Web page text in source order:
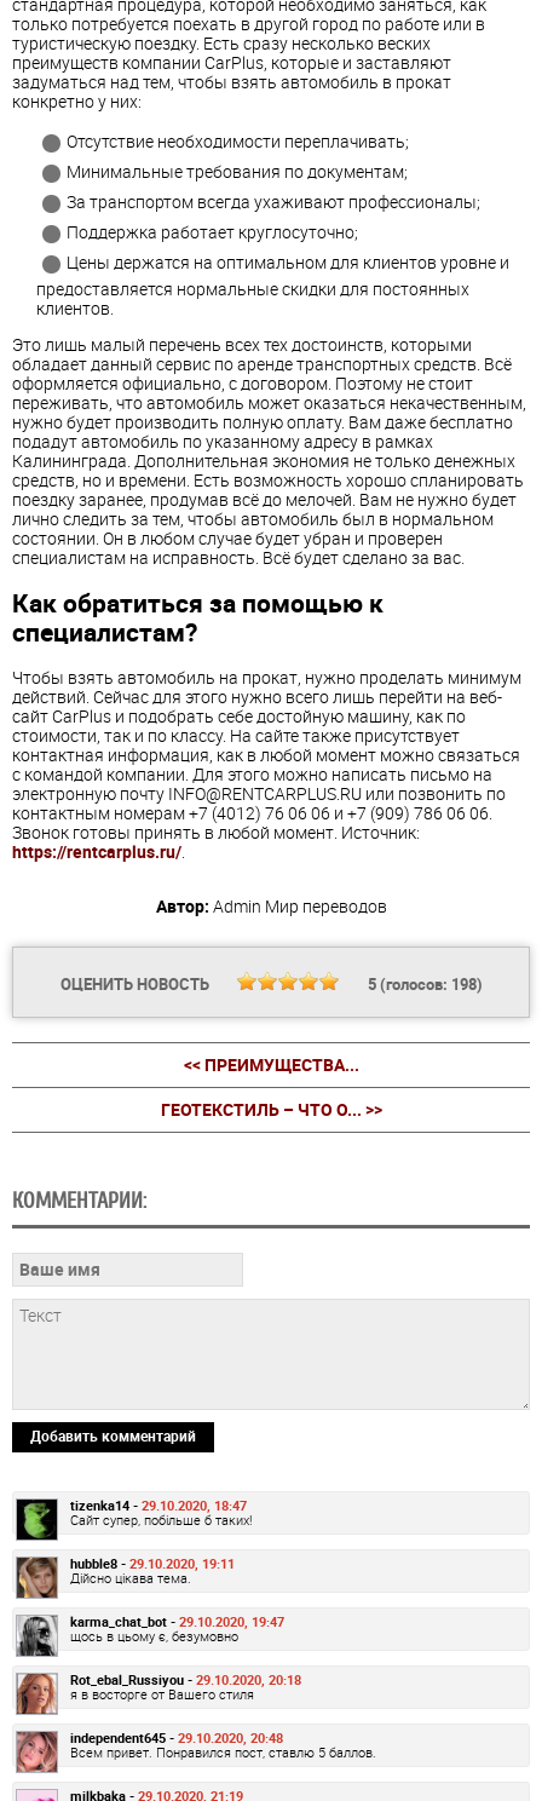
только потребуется поехать в другой город по работе или в
туристическую поездку. Есть сразу несколько веских
преимуществ компании CarPlus, которые и заставляют
задуматься над тем, чтобы взять автомобиль в прокат
конкретно у них:
Отсутствие необходимости переплачивать;
Минимальные требования по документам;
За транспортом всегда ухаживают профессионалы;
Поддержка работает круглосуточно;
Цены держатся на оптимальном для клиентов уровне и
предоставляется нормальные скидки для постоянных
клиентов.
Это лишь малый перечень всех тех достоинств, которыми
обладает данный сервис по аренде транспортных средств. Всё
оформляется официально, с договором. Поэтому не стоит
переживать, что автомобиль может оказаться некачественным,
нужно будет производить полную оплату. Вам даже бесплатно
подадут автомобиль по указанному адресу в рамках
Калининграда. Дополнительная экономия не только денежных
средств, но и времени. Есть возможность хорошо спланировать
поездку заранее, продумав всё до мелочей. Вам не нужно будет
лично следить за тем, чтобы автомобиль был в нормальном
состоянии. Он в любом случае будет убран и проверен
специалистам на исправность. Всё будет сделано за вас.
Как обратиться за помощью к
специалистам?
Чтобы взять автомобиль на прокат, нужно проделать минимум
действий. Сейчас для этого нужно всего лишь перейти на веб-
сайт CarPlus и подобрать себе достойную машину, как по
стоимости, так и по классу. На сайте также присутствует
контактная информация, как в любой момент можно связаться
с командой компании. Для этого можно написать письмо на
электронную почту INFO@RENTCARPLUS.RU или позвонить по
контактным номерам +7 (4012) 76 06 06 и +7 (909) 786 06 06.
Звонок готовы принять в любой момент. Источник:
https://rentcarplus.ru/
Автор: Admin Мир переводов
ОЦЕНИТЬ НОВОСТЬ 5(голосов: 198)
<< ПРЕИМУЩЕСТВА...
ГЕОТЕКСТИЛЬ – ЧТО О... >>
КОММЕНТАРИИ:
Добавить комментарий
tizenka14 - 29.10.2020, 18:47
Сайт супер, побільше б таких!
hubble8 - 29.10.2020, 19:11
Дійсно цікава тема.
karma_chat_bot - 29.10.2020, 19:47
щось в цьому є, безумовно
Rot_ebal_Russiyou - 29.10.2020, 20:18
я в восторге от Вашего стиля
independent645 - 29.10.2020, 20:48
Всем привет. Понравился пост, ставлю 5 баллов.
milkbaka - 29.10.2020, 21:19